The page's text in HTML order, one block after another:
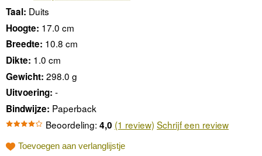
Taal: Duits
Hoogte: 17.0 cm
Breedte: 10.8 cm
Dikte: 1.0 cm
Gewicht: 298.0 g
Uitvoering: -
Bindwijze: Paperback
Beoordeling: 4,0 (1 review) Schrijf een review
Toevoegen aan verlanglijstje